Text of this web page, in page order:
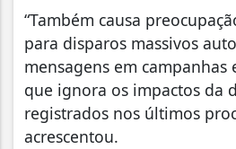
“Também causa
para disparos massivos
mensagens em
que ignora os impactos da
registrados nos últimos
acrescentou.